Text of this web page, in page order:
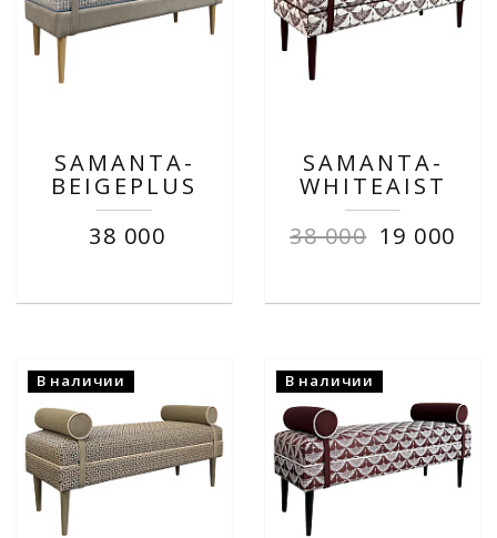
SAMANTA-
BEIGEPLUS
38 000
SAMANTA-
WHITEAIST
38 000 19 000
В наличии В наличии